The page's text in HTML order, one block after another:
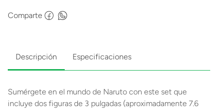
Comparte
Descripción Especificaciones
Sumérgete en el mundo de Naruto con este set que
incluye dos figuras de 3 pulgadas (aproximadamente 7.6